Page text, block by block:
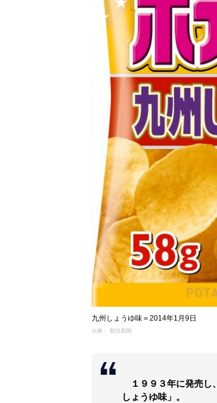
九州しょうゆ味＝2014年1月9日
出典： 朝日新聞
１９９３年に発売し
しょうゆ味」。